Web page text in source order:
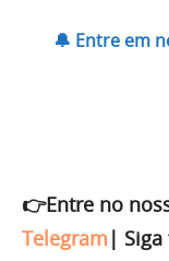
🔔 Entre em
👉Entre no
Telegram |